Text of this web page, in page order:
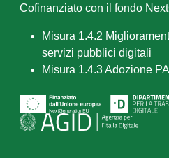
Cofinanziato con il fondo
Misura 1.4.2
servizi pubblici digitali
Misura 1.4.3 Adozione